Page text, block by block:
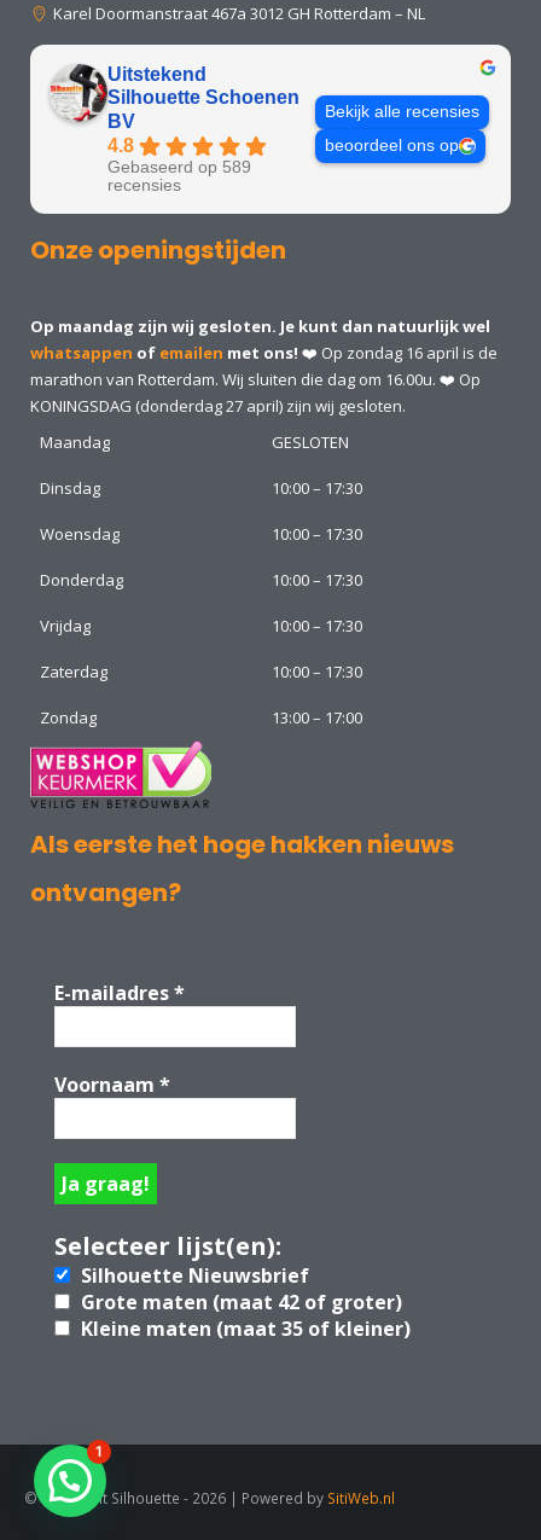
Karel Doormanstraat 467a 3012 GH Rotterdam – NL
Uitstekend
Silhouette Schoenen
BV
4.8
Gebaseerd op 589
recensies
Bekijk alle recensies
beoordeel ons op
Onze openingstijden
Op maandag zijn wij gesloten. Je kunt dan natuurlijk wel
whatsappen of emailen met ons! ❤️ Op zondag 16 april is de
marathon van Rotterdam. Wij sluiten die dag om 16.00u. ❤️ Op
KONINGSDAG (donderdag 27 april) zijn wij gesloten.
Maandag
GESLOTEN
Dinsdag 10:00 – 17:30
Woensdag 10:00 – 17:30
Donderdag 10:00 – 17:30
Vrijdag 10:00 – 17:30
Zaterdag 10:00 – 17:30
Zondag 13:00 – 17:00
Als eerste het hoge hakken nieuws
ontvangen?
E-mailadres*
Voornaam *
Selecteer lijst(en):
Silhouette Nieuwsbrief
Grote maten (maat 42 of groter)
Kleine maten (maat 35 of kleiner)
© Copyright Silhouette - 2026 | Powered by SitiWeb.nl
1